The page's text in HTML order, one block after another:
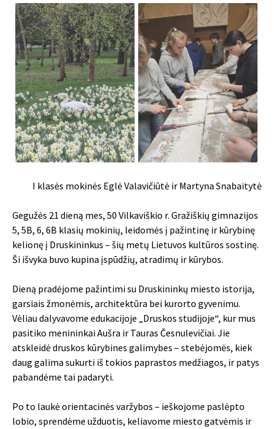
I klasės mokinės Eglė Valavičiūtė ir Martyna Snabaitytė
Gegužės 21 dieną mes, 50 Vilkaviškio r. Gražiškių gimnazijos
5, 5B, 6, 6B klasių mokinių, leidomės į pažintinę ir kūrybinę
kelionę į Druskininkus – šių metų Lietuvos kultūros sostinę.
Ši išvyka buvo kupina įspūdžių, atradimų ir kūrybos.
Dieną pradėjome pažintimi su Druskininkų miesto istorija,
garsiais žmonėmis, architektūra bei kurorto gyvenimu.
Vėliau dalyvavome edukacijoje „Druskos studijoje“, kur mus
pasitiko menininkai Aušra ir Tauras Česnulevičiai. Jie
atskleidė druskos kūrybines galimybes – stebėjomės, kiek
daug galima sukurti iš tokios paprastos medžiagos, ir patys
pabandėme tai padaryti.
Po to laukė orientacinės varžybos – ieškojome paslėpto
lobio, sprendėme užduotis, keliavome miesto gatvėmis ir